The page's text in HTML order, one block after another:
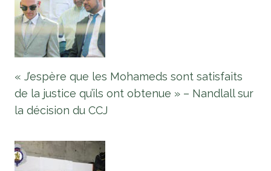
« J’espère que les Mohameds sont satisfaits
de la justice qu’ils ont obtenue » – Nandlall sur
la décision du CCJ